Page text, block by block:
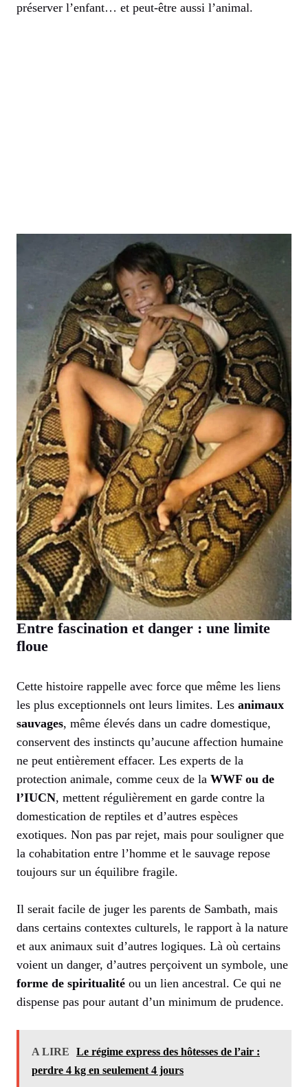
préserver l’enfant… et peut-être aussi l’animal.
Entre fascination et danger : une limite
floue
Cette histoire rappelle avec force que même les liens
les plus exceptionnels ont leurs limites. Les animaux
sauvages, même élevés dans un cadre domestique,
conservent des instincts qu’aucune affection humaine
ne peut entièrement effacer. Les experts de la
protection animale, comme ceux de la WWF ou de
l’IUCN, mettent régulièrement en garde contre la
domestication de reptiles et d’autres espèces
exotiques. Non pas par rejet, mais pour souligner que
la cohabitation entre l’homme et le sauvage repose
toujours sur un équilibre fragile.
Il serait facile de juger les parents de Sambath, mais
dans certains contextes culturels, le rapport à la nature
et aux animaux suit d’autres logiques. Là où certains
voient un danger, d’autres perçoivent un symbole, une
forme de spiritualité ou un lien ancestral. Ce qui ne
dispense pas pour autant d’un minimum de prudence.
A LIRE
Le régime express des hôtesses de l’air :
perdre 4 kg en seulement 4 jours